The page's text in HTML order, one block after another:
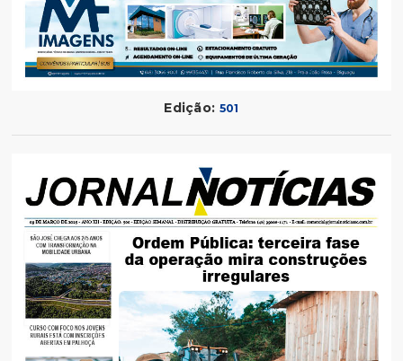
Edição: 501